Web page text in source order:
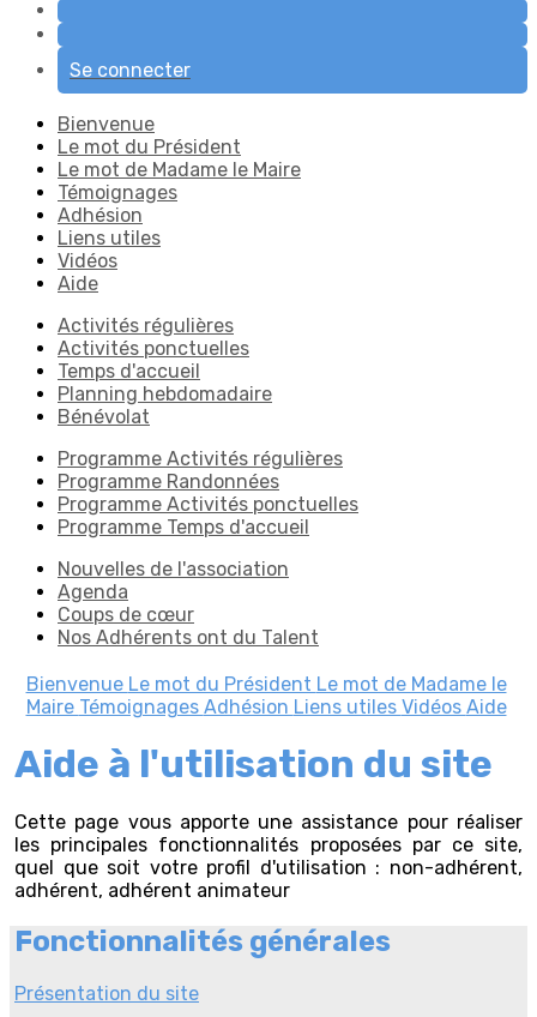
Se connecter
Bienvenue
Le mot du Président
Le mot de Madame le Maire
Témoignages
Adhésion
Liens utiles
Vidéos
Aide
Activités régulières
Activités ponctuelles
Temps d'accueil
Planning hebdomadaire
Bénévolat
Programme Activités régulières
Programme Randonnées
Programme Activités ponctuelles
Programme Temps d'accueil
Nouvelles de l'association
Agenda
Coups de cœur
Nos Adhérents ont du Talent
Bienvenue Le mot du Président Le mot de Madame le
Maire Témoignages Adhésion Liens utiles Vidéos Aide
Aide à l'utilisation du site
Cette page vous apporte une assistance pour réaliser
les principales fonctionnalités proposées par ce site,
quel que soit votre profil d'utilisation : non-adhérent,
adhérent, adhérent animateur
Fonctionnalités générales
Présentation du site